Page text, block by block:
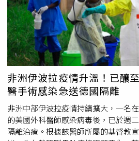
因此醫院去年開始與菲律賓觀光部合
與旅遊市場。醫療旅遊平台「Clinics
（Zeeshan Zaman）表示，18個月前
的客戶還不到一成，如今已有約四分之
關，成長速度遠超乎預期。他指出，
墨西哥、巴西、哥倫比亞等距離較近
及中東患者則偏好土耳其、印度，但
國家的醫療費用及等待時間同步增加
新的替代方案，而大陸正是其中最受矚
格優勢外，大陸近年持續放寬簽證政
讓競爭力逐漸提升。大陸官方資料顯
構共接待128萬名外籍患者，較2022
腹太久（長期斷食），也可能會讓膽囊
外，長期極低脂飲食還可能出現以下
至停經2.掉髮增加、皮膚乾燥3.飽足
對食物產生焦慮與罪惡感廖欣儀表示
爾蒙並吸收脂溶性維生素，也需適量
所以建議減脂不能「完全不吃油」，
制總熱量、維持均衡飲食。
非洲伊波拉疫情升溫！已釀
醫手術感染急送德國隔離
非洲中部伊波拉疫情持續擴大，一名
的美國外科醫師感染病毒後，已於週
隔離治療。根據該醫師所屬的基督教